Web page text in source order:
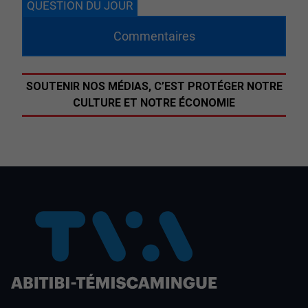
QUESTION DU JOUR
Commentaires
SOUTENIR NOS MÉDIAS, C’EST PROTÉGER NOTRE
CULTURE ET NOTRE ÉCONOMIE